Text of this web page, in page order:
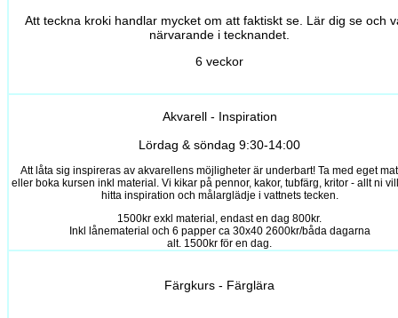
Att teckna kroki handlar mycket om att faktiskt se. Lär dig se och
närvarande i tecknandet.
6 veckor
Akvarell - Inspiration
Lördag & söndag 9:30-14:00
Att låta sig inspireras av akvarellens möjligheter är underbart! Ta med eget
eller boka kursen inkl material. Vi kikar på pennor, kakor, tubfärg, kritor - allt ni
hitta inspiration och målarglädje i vattnets tecken.
1500kr exkl material, endast en dag 800kr.
Inkl lånematerial och 6 papper ca 30x40 2600kr/båda dagarna
alt. 1500kr för en dag.
Färgkurs - Färglära